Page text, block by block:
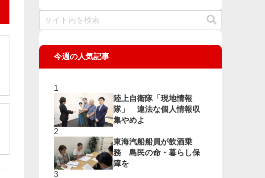
今週の人気記事
陸上自衛隊「現地情報
隊」 違法な個人情報収
集やめよ
東海汽船船員が飲酒乗
務 島民の命・暮らし保
障を